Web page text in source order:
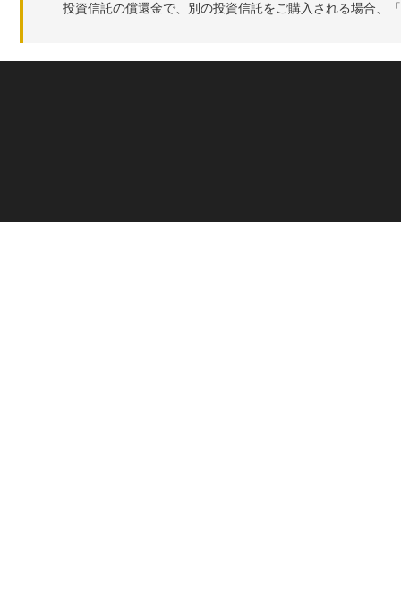
投資信託の償還金で、別の投資信託をご購入される場合、